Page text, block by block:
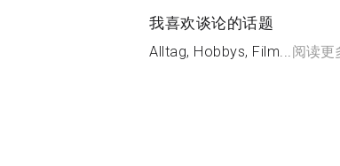
我喜欢谈论的话题
Alltag, Hobbys, Film...阅读更